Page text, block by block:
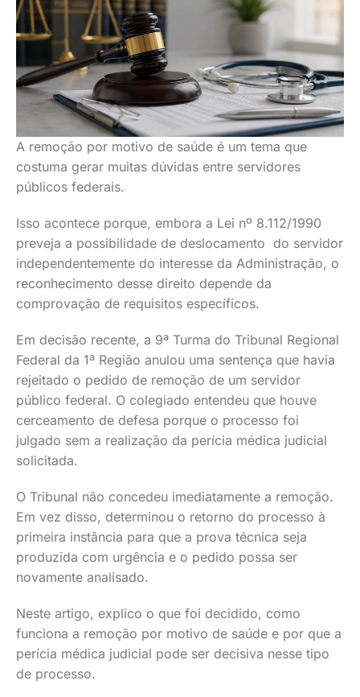
A remoção por motivo de saúde é um tema que
costuma gerar muitas dúvidas entre servidores
públicos federais.
Isso acontece porque, embora a Lei nº 8.112/1990
preveja a possibilidade de deslocamento do servidor
independentemente do interesse da Administração, o
reconhecimento desse direito depende da
comprovação de requisitos específicos.
Em decisão recente, a 9ª Turma do Tribunal Regional
Federal da 1ª Região anulou uma sentença que havia
rejeitado o pedido de remoção de um servidor
público federal. O colegiado entendeu que houve
cerceamento de defesa porque o processo foi
julgado sem a realização da perícia médica judicial
solicitada.
O Tribunal não concedeu imediatamente a remoção.
Em vez disso, determinou o retorno do processo à
primeira instância para que a prova técnica seja
produzida com urgência e o pedido possa ser
novamente analisado.
Neste artigo, explico o que foi decidido, como
funciona a remoção por motivo de saúde e por que a
perícia médica judicial pode ser decisiva nesse tipo
de processo.